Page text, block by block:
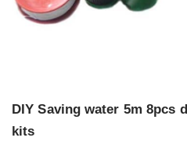
DIY Saving water 5m
kits